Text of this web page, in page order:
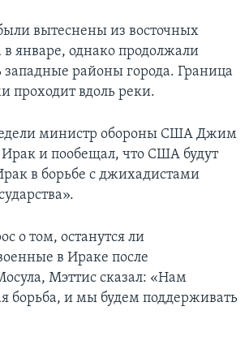
вытеснены из восточных
январе, однако продолжали
западные районы города. Граница
проходит вдоль реки.
министр обороны США Джим
Ирак и пообещал, что США будут
в борьбе с джихадистами
о том, останутся ли
в Ираке после
Мэттис сказал: «Нам
борьба, и мы будем поддерживать